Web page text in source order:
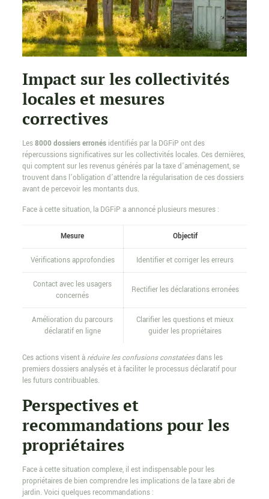
Impact sur les collectivités
locales et mesures
correctives
Les8000 dossiers erronésidentifiés par la DGFiP ont des
répercussions significatives sur les collectivités locales. Ces dernières,
qui comptent sur les revenus générés par la taxe d’aménagement, se
trouvent dans l’obligation d’attendre la régularisation de ces dossiers
avant de percevoir les montants dus.
Face à cette situation, la DGFiP a annoncé plusieurs mesures :
Mesure Objectif
Vérifications approfondies Identifier et corriger les erreurs
Contact avec les usagers
concernés
Rectifier les déclarations erronées
Amélioration du parcours
déclaratif en ligne
Clarifier les questions et mieux
guider les propriétaires
Ces actions visent à réduire les confusions constatéesdans les
premiers dossiers analysés et à faciliter le processus déclaratif pour
les futurs contribuables.
Perspectives et
recommandations pour les
propriétaires
Face à cette situation complexe, il est indispensable pour les
propriétaires de bien comprendre les implications de la taxe abri de
jardin. Voici quelques recommandations :